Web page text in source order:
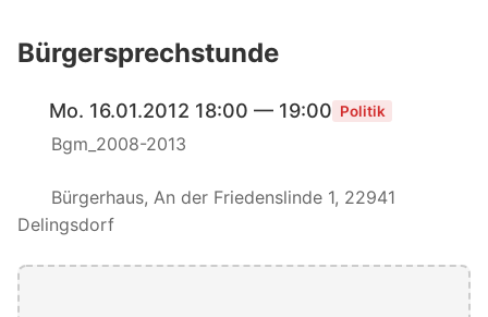
Bürgersprechstunde
Mo. 16.01.2012 18:00 — 19:00 Politik
Bgm_2008-2013
Bürgerhaus, An der Friedenslinde 1, 22941
Delingsdorf